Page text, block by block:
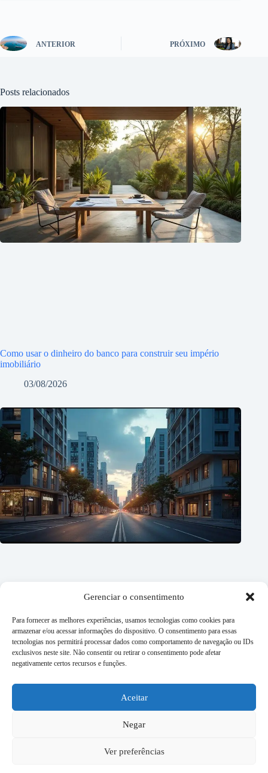
Gerenciar o consentimento
Para fornecer as melhores experiências, usamos tecnologias como cookies para
armazenar e/ou acessar informações do dispositivo. O consentimento para essas
tecnologias nos permitirá processar dados como comportamento de navegação ou IDs
exclusivos neste site. Não consentir ou retirar o consentimento pode afetar
negativamente certos recursos e funções.
Aceitar
Negar
Ver preferências
ANTERIOR PRÓXIMO
Posts relacionados
Como usar o dinheiro do banco para construir seu império
imobiliário
03/08/2026
Imóveis comerciais x residenciais: quem ganha essa disputa?
É possível se aposentar só com renda imobiliária? Entenda o
plano